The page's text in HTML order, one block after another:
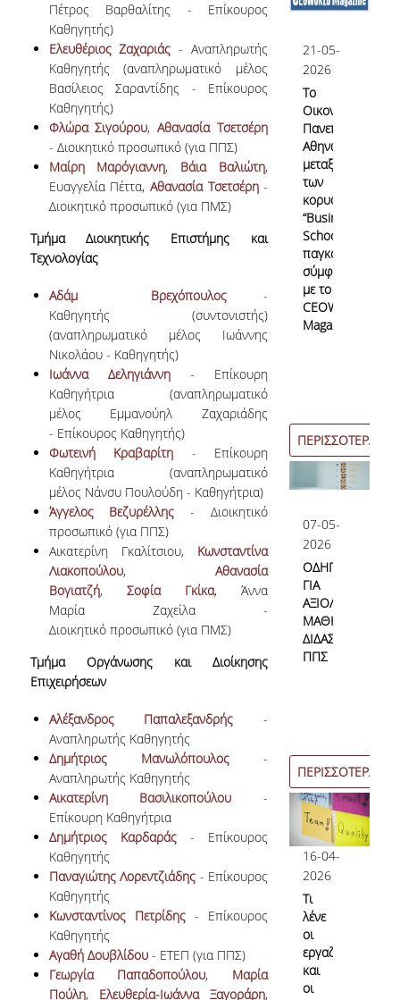
ΠΠΣ
ΠΜΣ
Χρήσιμο Υλικό
Ακαδημαϊκών Τμημάτων
Εξωτερικές Εκθέσεις
Χρήσιμο υλικό
Ιδρύματος
Πίνακες Διεθνούς Κατάταξης
Διεθνής παρουσία του ΟΠΑ
Δεδομένα Ποιότητας
Δεδομένα ΠΠΣ
Δεδομένα ΠΜΣ
Άλλες Έρευνες
Επικοινωνία
Προσωπικό
Φόρμα Επικοινωνίας
Σύνδεσμοι
Πέτρος Βαρθαλίτης - Επίκουρος
Καθηγητής)
Ελευθέριος Ζαχαριάς - Αναπληρωτής
Καθηγητής (αναπληρωματικό μέλος
Βασίλειος Σαραντίδης - Επίκουρος
Καθηγητής)
Φλώρα Σιγούρου,Αθανασία Τσετσέρη
- Διοικητικό προσωπικό (για ΠΠΣ)
Μαίρη Μαρόγιαννη, Βάια Βαλιώτη,
Ευαγγελία Πέττα, Αθανασία Τσετσέρη-
Διοικητικό προσωπικό (για ΠΜΣ)
Τμήμα Διοικητικής Επιστήμης και
Τεχνολογίας
Αδάμ Βρεχόπουλος-
Καθηγητής (συντονιστής)
(αναπληρωματικό μέλος Ιωάννης
Νικολάου - Καθηγητής)
Ιωάννα Δεληγιάννη- Επίκουρη
Καθηγήτρια (αναπληρωματικό
μέλος Εμμανούηλ Ζαχαριάδης
- Επίκουρος Καθηγητής)
Φωτεινή Κραβαρίτη
- Επίκουρη
Καθηγήτρια (αναπληρωματικό
μέλος Νάνσυ Πουλούδη - Καθηγήτρια)
Άγγελος Βεζυρέλλης- Διοικητικό
προσωπικό (για ΠΠΣ)
Αικατερίνη Γκαλίτσιου, Κωνσταντίνα
Λιακοπούλου,Αθανασία
Βογιατζή, Σοφία Γκίκα, Άννα
Μαρία Ζαχείλα -
Διοικητικό προσωπικό (για ΠMΣ)
Τμήμα Οργάνωσης και Διοίκησης
Επιχειρήσεων
Αλέξανδρος Παπαλεξανδρής -
Αναπληρωτής Καθηγητής
Δημήτριος Μανωλόπουλος-
Αναπληρωτής Καθηγητής
Αικατερίνη Βασιλικοπούλου -
Επίκουρη Καθηγήτρια
Δημήτριος Καρδαράς - Επίκουρος
Καθηγητής
Παναγιώτης Λορεντζιάδης - Επίκουρος
Καθηγητής
Κωνσταντίνος Πετρίδης- Επίκουρος
Καθηγητής
Αγαθή Δουβλίδου- ΕΤΕΠ (για ΠΠΣ)
Γεωργία Παπαδοπούλου, Μαρία
Πούλη, Ελευθερία-Ιωάννα Ξαγοράρη,
21-05-
2026
Το
Οικονομικό
Πανεπιστήμιο
Αθηνών
μεταξύ
των
κορυφαίων
“Business
Schools”
παγκοσμίως
σύμφωνα
με το
CEOWORLD
Magazine
ΠΕΡΙΣΣΟΤΕΡΑ
07-05-
2026
ΟΔΗΓΙΕΣ
ΓΙΑ
ΑΞΙΟΛΟΓΗΣΗ
ΜΑΘΗΜΑΤΩΝ/
ΔΙΔΑΣΚΑΛΙΑΣ
ΠΠΣ
ΠΕΡΙΣΣΟΤΕΡΑ
16-04-
2026
Τι
λένε
οι
εργαζόμενες
και
οι